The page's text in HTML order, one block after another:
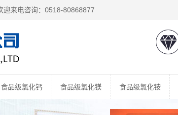
迎来电咨询：0518-80868877
食品级氯化钙 食品级氯化镁 食品级氯化铵